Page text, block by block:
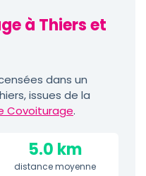
à Thiers et
dans un
issues de la
Covoiturage.
5.0 km
distance moyenne